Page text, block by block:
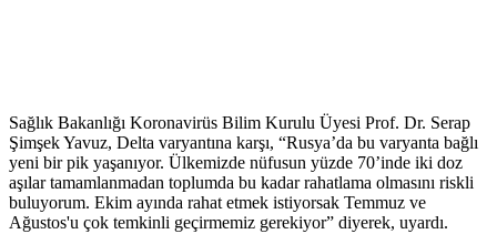
Sağlık Bakanlığı Koronavirüs Bilim Kurulu Üyesi Prof. Dr. Serap
Şimşek Yavuz, Delta varyantına karşı, “Rusya’da bu varyanta bağlı
yeni bir pik yaşanıyor. Ülkemizde nüfusun yüzde 70’inde iki doz
aşılar tamamlanmadan toplumda bu kadar rahatlama olmasını riskli
buluyorum. Ekim ayında rahat etmek istiyorsak Temmuz ve
Ağustos'u çok temkinli geçirmemiz gerekiyor” diyerek, uyardı.